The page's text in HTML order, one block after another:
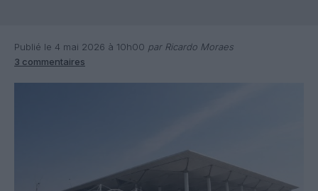
Publié le 4 mai 2026 à 10h00 par Ricardo Moraes
3 commentaires